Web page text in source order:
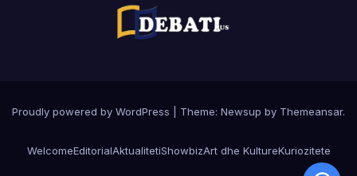
Proudly powered by WordPress Theme: Newsup by Themeansar.
WelcomeEditorialAktualitetiShowbizArt dhe KultureKuriozitete